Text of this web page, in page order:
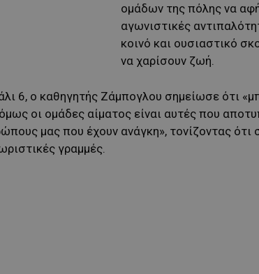
ομάδων της πόλης να
αγωνιστικές
κοινό και ουσιαστικό
να χαρίσουν ζωή.
6, ο καθηγητής Ζάμπογλου σημείωσε ότι
οι ομάδες αίματος είναι αυτές που
μας που έχουν ανάγκη», τονίζοντας ότι
γραμμές.